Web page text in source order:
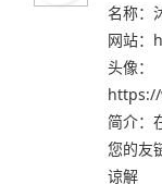
名称：
网站：
头像：
简介：
您的友
谅解